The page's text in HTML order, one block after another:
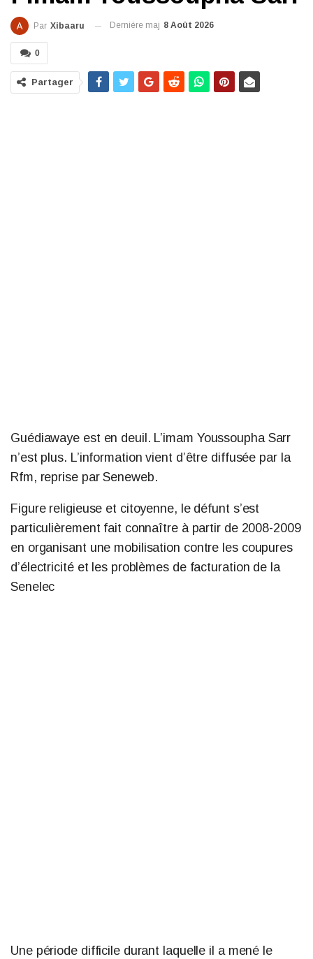
Par Xibaaru Dernière maj 8 Août 2026
0
Partager
Guédiawaye est en deuil. L’imam Youssoupha Sarr
n’est plus. L’information vient d’être diffusée par la
Rfm, reprise par Seneweb.
Figure religieuse et citoyenne, le défunt s’est
particulièrement fait connaître à partir de 2008-2009
en organisant une mobilisation contre les coupures
d’électricité et les problèmes de facturation de la
Senelec
Une période difficile durant laquelle il a mené le